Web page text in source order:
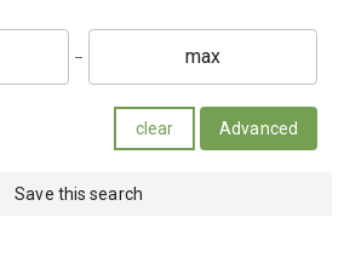
clear Advanced
Save this search